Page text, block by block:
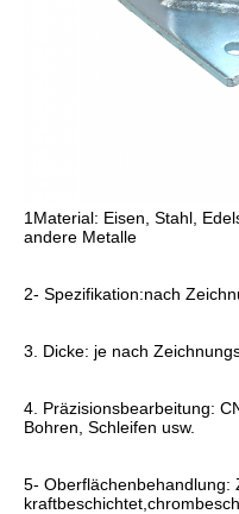
1Material: Eisen, Stahl,
andere Metalle
2- Spezifikation:nach
3. Dicke: je nach
4. Präzisionsbearbeitung:
Bohren, Schleifen usw.
5- Oberflächenbehandlung: